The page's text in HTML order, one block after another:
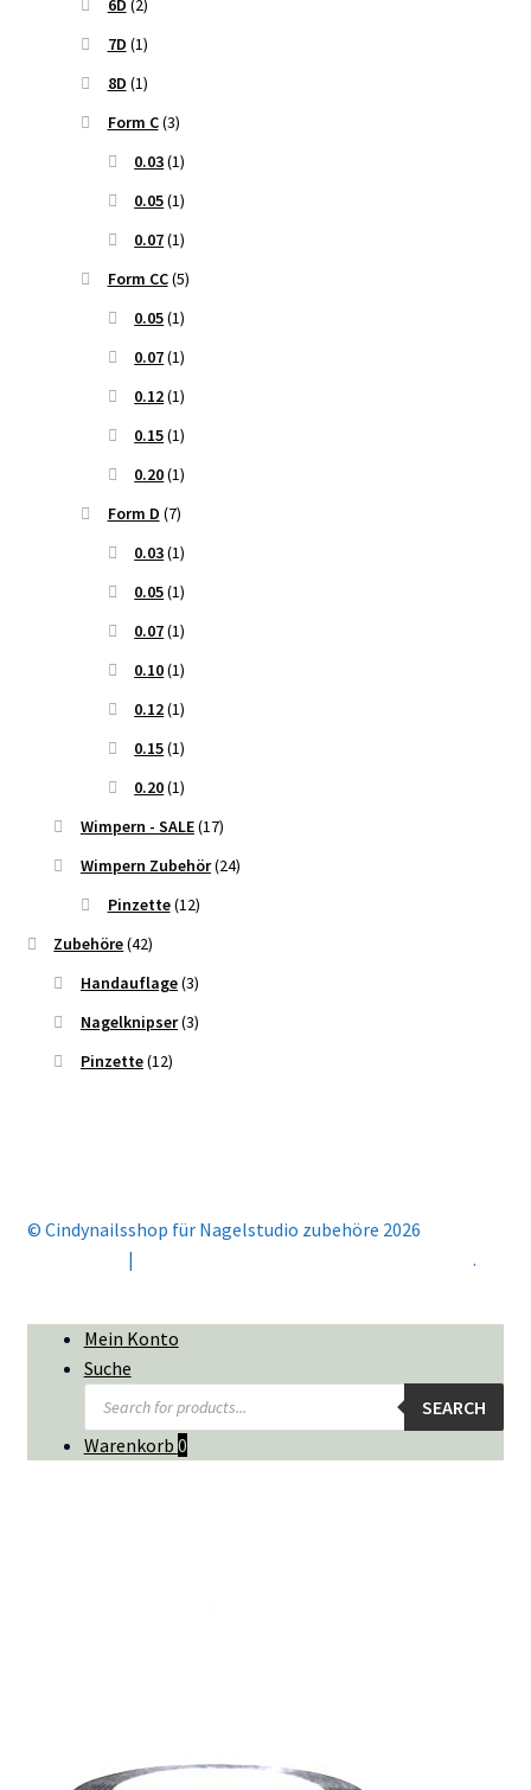
6D (2)
7D (1)
8D (1)
Form C(3)
0.03(1)
0.05(1)
0.07(1)
Form CC(5)
0.05(1)
0.07(1)
0.12(1)
0.15(1)
0.20(1)
Form D (7)
0.03(1)
0.05(1)
0.07(1)
0.10(1)
0.12(1)
0.15(1)
0.20(1)
Wimpern - SALE(17)
Wimpern Zubehör(24)
Pinzette(12)
Zubehöre(42)
Handauflage(3)
Nagelknipser(3)
Pinzette(12)
© Cindynailsshop für Nagelstudio zubehöre 2026
.
Mein Konto
Suche
Products
search
SEARCH
Warenkorb 0